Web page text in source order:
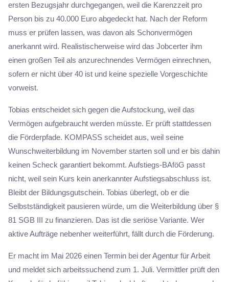
ersten Bezugsjahr durchgegangen, weil die Karenzzeit pro
Person bis zu 40.000 Euro abgedeckt hat. Nach der Reform
muss er prüfen lassen, was davon als Schonvermögen
anerkannt wird. Realistischerweise wird das Jobcerter ihm
einen großen Teil als anzurechnendes Vermögen einrechnen,
sofern er nicht über 40 ist und keine spezielle Vorgeschichte
vorweist.
Tobias entscheidet sich gegen die Aufstockung, weil das
Vermögen aufgebraucht werden müsste. Er prüft stattdessen
die Förderpfade. KOMPASS scheidet aus, weil seine
Wunschweiterbildung im November starten soll und er bis dahin
keinen Scheck garantiert bekommt. Aufstiegs-BAföG passt
nicht, weil sein Kurs kein anerkannter Aufstiegsabschluss ist.
Bleibt der Bildungsgutschein. Tobias überlegt, ob er die
Selbstständigkeit pausieren würde, um die Weiterbildung über §
81 SGB III zu finanzieren. Das ist die seriöse Variante. Wer
aktive Aufträge nebenher weiterführt, fällt durch die Förderung.
Er macht im Mai 2026 einen Termin bei der Agentur für Arbeit
und meldet sich arbeitssuchend zum 1. Juli. Vermittler prüft den